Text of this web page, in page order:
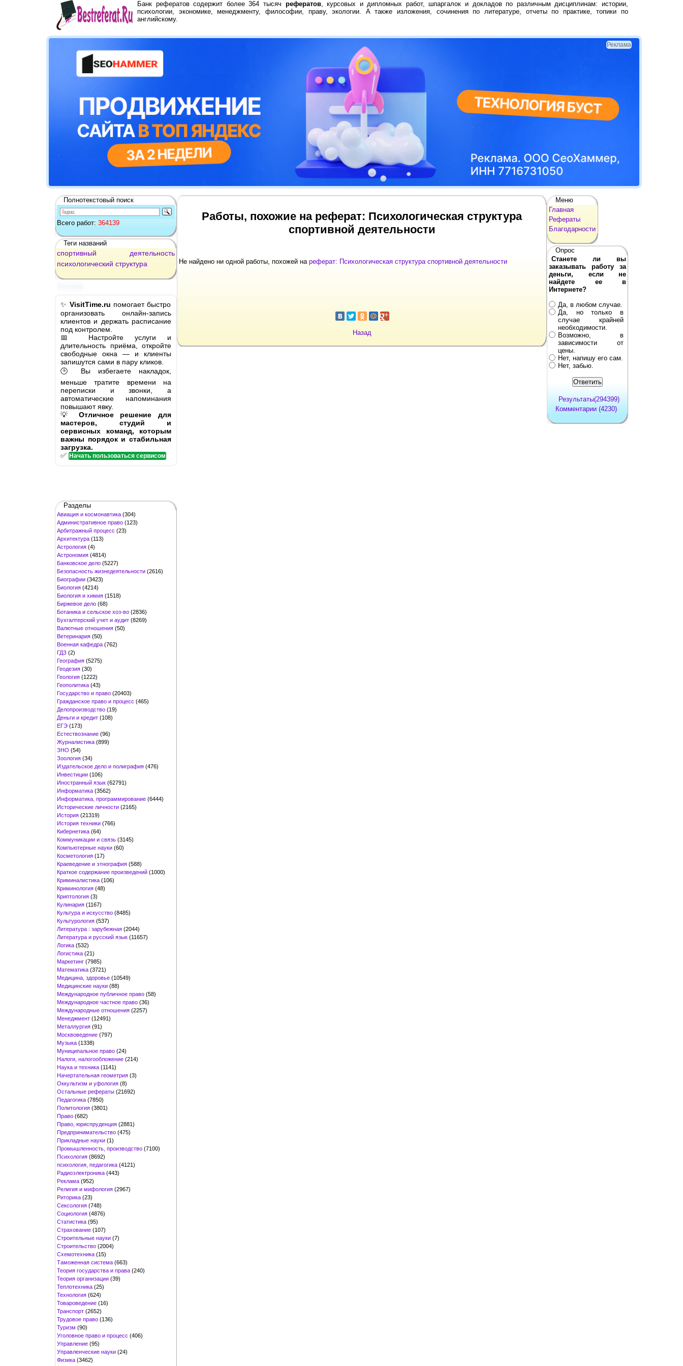
Банк рефератов содержит более 364 тысяч рефератов, курсовых и дипломных работ, шпаргалок и докладов по различным дисциплинам: истории,
психологии, экономике, менеджменту, философии, праву, экологии. А также изложения, сочинения по литературе, отчеты по практике, топики по
английскому.
Реклама
Полнотекстовый поиск
Всего работ: 364139
Теги названий
спортивный
деятельность
психологический структура
✨ VisitTime.ru помогает быстро
организовать онлайн-запись
клиентов и держать расписание
под контролем.
📅 Настройте услуги и
длительность приёма, откройте
свободные окна — и клиенты
запишутся сами в пару кликов.
🕒 Вы избегаете накладок,
меньше тратите времени на
переписки и звонки, а
автоматические напоминания
повышают явку.
💡 Отличное решение для
мастеров, студий и
сервисных команд, которым
важны порядок и стабильная
загрузка.
✅ Начать пользоваться сервисом
Разделы
Авиация и космонавтика (304)
Административное право (123)
Арбитражный процесс (23)
Архитектура (113)
Астрология (4)
Астрономия (4814)
Банковское дело (5227)
Безопасность жизнедеятельности (2616)
Биографии (3423)
Биология (4214)
Биология и химия (1518)
Биржевое дело (68)
Ботаника и сельское хоз-во (2836)
Бухгалтерский учет и аудит (8269)
Валютные отношения (50)
Ветеринария (50)
Военная кафедра (762)
ГДЗ (2)
География (5275)
Геодезия (30)
Геология (1222)
Геополитика (43)
Государство и право (20403)
Гражданское право и процесс (465)
Делопроизводство (19)
Деньги и кредит (108)
ЕГЭ (173)
Естествознание (96)
Журналистика (899)
ЗНО (54)
Зоология (34)
Издательское дело и полиграфия (476)
Инвестиции (106)
Иностранный язык (62791)
Информатика (3562)
Информатика, программирование (6444)
Исторические личности (2165)
История (21319)
История техники (766)
Кибернетика (64)
Коммуникации и связь (3145)
Компьютерные науки (60)
Косметология (17)
Краеведение и этнография (588)
Краткое содержание произведений (1000)
Криминалистика (106)
Криминология (48)
Криптология (3)
Кулинария (1167)
Культура и искусство (8485)
Культурология (537)
Литература : зарубежная (2044)
Литература и русский язык (11657)
Логика (532)
Логистика (21)
Маркетинг (7985)
Математика (3721)
Медицина, здоровье (10549)
Медицинские науки (88)
Международное публичное право (58)
Международное частное право (36)
Международные отношения (2257)
Менеджмент (12491)
Металлургия (91)
Москвоведение (797)
Музыка (1338)
Муниципальное право (24)
Налоги, налогообложение (214)
Наука и техника (1141)
Начертательная геометрия (3)
Оккультизм и уфология (8)
Остальные рефераты (21692)
Педагогика (7850)
Политология (3801)
Право (682)
Право, юриспруденция (2881)
Предпринимательство (475)
Прикладные науки (1)
Промышленность, производство (7100)
Психология (8692)
психология, педагогика (4121)
Радиоэлектроника (443)
Реклама (952)
Религия и мифология (2967)
Риторика (23)
Сексология (748)
Социология (4876)
Статистика (95)
Страхование (107)
Строительные науки (7)
Строительство (2004)
Схемотехника (15)
Таможенная система (663)
Теория государства и права (240)
Теория организации (39)
Теплотехника (25)
Технология (624)
Товароведение (16)
Транспорт (2652)
Трудовое право (136)
Туризм (90)
Уголовное право и процесс (406)
Управление (95)
Управленческие науки (24)
Физика (3462)
Работы, похожие на реферат: Психологическая структура
спортивной деятельности
Не найдено ни одной работы, похожей на реферат: Психологическая структура спортивной деятельности
Назад
Меню
Главная
Рефераты
Благодарности
Опрос
Станете ли вы
заказывать работу за
деньги, если не
найдете ее в
Интернете?
Да, в любом случае.
Да, но только в
случае крайней
необходимости.
Возможно, в
зависимости от
цены.
Нет, напишу его сам.
Нет, забью.
Результаты(294399)
Комментарии (4230)